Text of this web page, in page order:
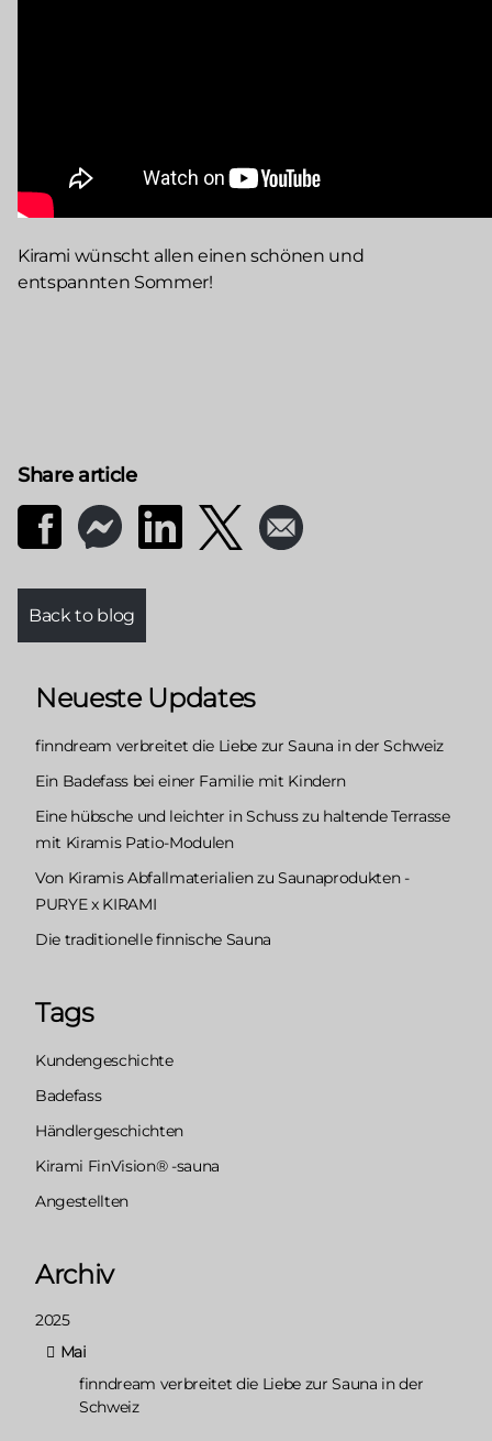
Kirami wünscht allen einen schönen und
entspannten Sommer!
Share article
Back to blog
Neueste Updates
finndream verbreitet die Liebe zur Sauna in der Schweiz
Ein Badefass bei einer Familie mit Kindern
Eine hübsche und leichter in Schuss zu haltende Terrasse
mit Kiramis Patio-Modulen
Von Kiramis Abfallmaterialien zu Saunaprodukten -
PURYE x KIRAMI
Die traditionelle finnische Sauna
Tags
Kundengeschichte
Badefass
Händlergeschichten
Kirami FinVision® -sauna
Angestellten
Archiv
2025
Mai
finndream verbreitet die Liebe zur Sauna in der
Schweiz